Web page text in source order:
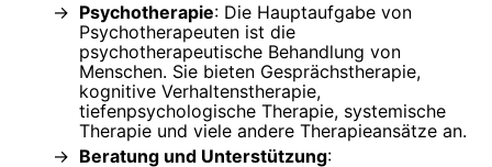
Psychotherapie: Die Hauptaufgabe von
Psychotherapeuten ist die
psychotherapeutische Behandlung von
Menschen. Sie bieten Gesprächstherapie,
kognitive Verhaltenstherapie,
tiefenpsychologische Therapie, systemische
Therapie und viele andere Therapieansätze an.
Beratung und Unterstützung: